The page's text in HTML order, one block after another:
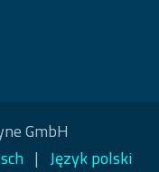
GmbH
| Język polski